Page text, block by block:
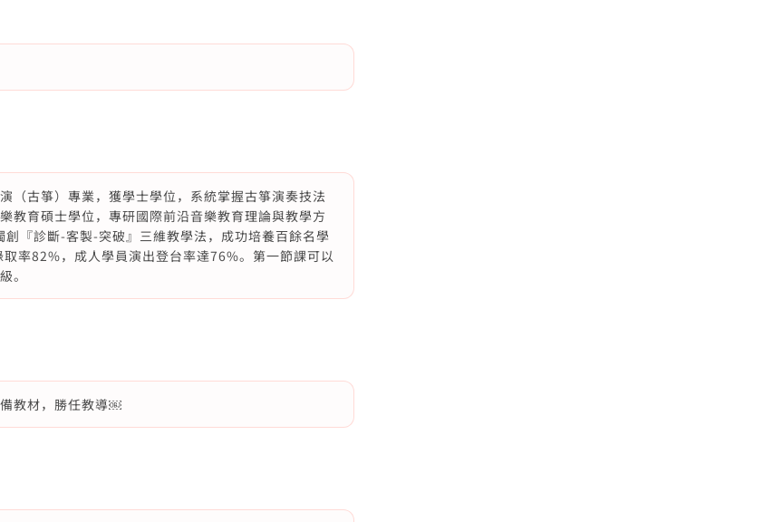
（古箏）專業，獲學士學位，系統掌握古箏演奏技法
教育碩士學位，專研國際前沿音樂教育理論與教學方
『診斷-客製-突破』三維教學法，成功培養百餘名學
率82%，成人學員演出登台率達76%。第一節課可以
。
教材，勝任教導￼